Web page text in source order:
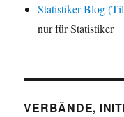
Statistiker-Blog
nur für Statistiker
VERBÄNDE,